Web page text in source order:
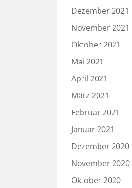
Dezember 2021
November 2021
Oktober 2021
Mai 2021
April 2021
März 2021
Februar 2021
Januar 2021
Dezember 2020
November 2020
Oktober 2020